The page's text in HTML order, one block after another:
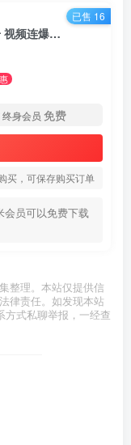
2023实操起号3天破百人，0粉0作品起号 视频连爆各种方法
终身会员 免费
买，可保存购买订单
会员可以免费下载
已售 16
整理。本站仅提供信
律责任。如发现本站
方式私聊举报，一经查